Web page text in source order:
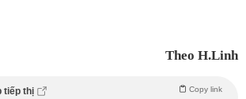
Theo H.Linh
tiếp thị Copy link